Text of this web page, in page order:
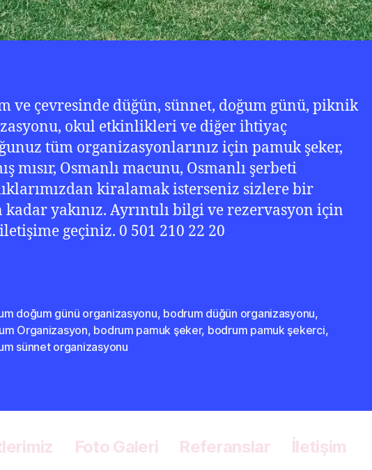
ve çevresinde düğün, sünnet, doğum günü, piknik
okul etkinlikleri ve diğer ihtiyaç
tüm organizasyonlarınız için pamuk şeker,
mısır, Osmanlı macunu, Osmanlı şerbeti
kiralamak isterseniz sizlere bir
yakınız. Ayrıntılı bilgi ve rezervasyon için
geçiniz. 0 501 210 22 20
doğum günü organizasyonu, bodrum düğün organizasyonu,
Organizasyon, bodrum pamuk şeker, bodrum pamuk şekerci,
sünnet organizasyonu
Foto Galeri Referanslar İletişim